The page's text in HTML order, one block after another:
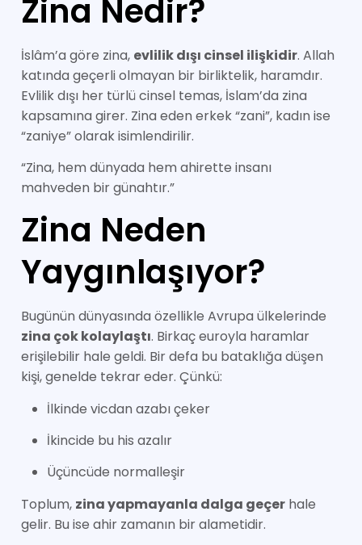
Zina Nedir?
İslâm’a göre zina, evlilik dışı cinsel ilişkidir. Allah
katında geçerli olmayan bir birliktelik, haramdır.
Evlilik dışı her türlü cinsel temas, İslam’da zina
kapsamına girer. Zina eden erkek “zani”, kadın ise
“zaniye” olarak isimlendirilir.
“Zina, hem dünyada hem ahirette insanı
mahveden bir günahtır.”
Zina Neden
Yaygınlaşıyor?
Bugünün dünyasında özellikle Avrupa ülkelerinde
zina çok kolaylaştı. Birkaç euroyla haramlar
erişilebilir hale geldi. Bir defa bu bataklığa düşen
kişi, genelde tekrar eder. Çünkü:
İlkinde vicdan azabı çeker
İkincide bu his azalır
Üçüncüde normalleşir
Toplum, zina yapmayanla dalga geçer hale
gelir. Bu ise ahir zamanın bir alametidir.